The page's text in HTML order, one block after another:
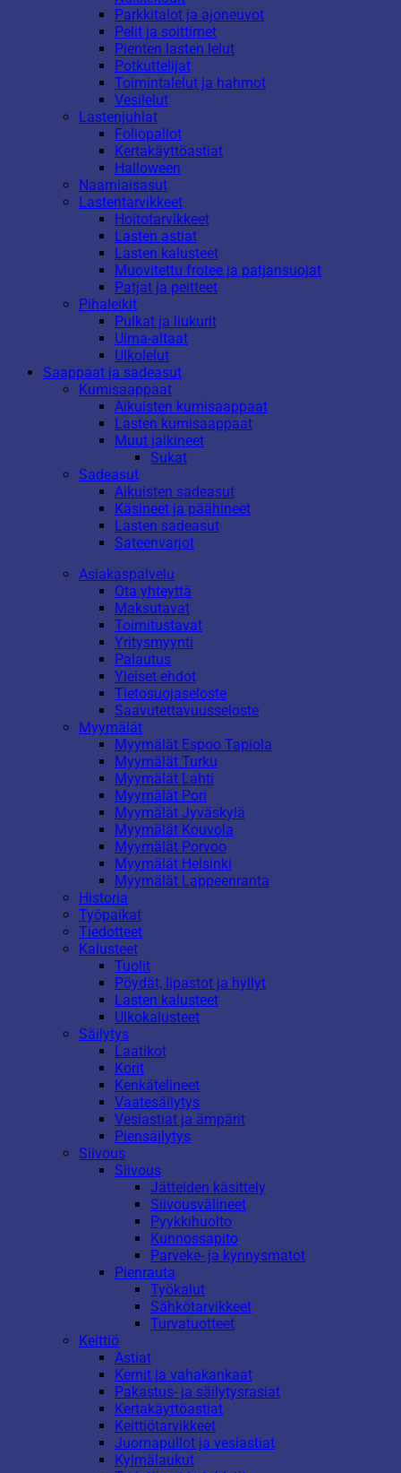
Parkkitalot ja ajoneuvot
Pelit ja soittimet
Pienten lasten lelut
Potkuttelijat
Toimintalelut ja hahmot
Vesilelut
Lastenjuhlat
Foliopallot
Kertakäyttöastiat
Halloween
Naamiaisasut
Lastentarvikkeet
Hoitotarvikkeet
Lasten astiat
Lasten kalusteet
Muovitettu frotee ja patjansuojat
Patjat ja peitteet
Pihaleikit
Pulkat ja liukurit
Uima-altaat
Ulkolelut
Saappaat ja sadeasut
Kumisaappaat
Aikuisten kumisaappaat
Lasten kumisaappaat
Muut jalkineet
Sukat
Sadeasut
Aikuisten sadeasut
Käsineet ja päähineet
Lasten sadeasut
Sateenvarjot
Asiakaspalvelu
Ota yhteyttä
Maksutavat
Toimitustavat
Yritysmyynti
Palautus
Yleiset ehdot
Tietosuojaseloste
Saavutettavuusseloste
Myymälät
Myymälät Espoo Tapiola
Myymälät Turku
Myymälät Lahti
Myymälät Pori
Myymälät Jyväskylä
Myymälät Kouvola
Myymälät Porvoo
Myymälät Helsinki
Myymälät Lappeenranta
Historia
Työpaikat
Tiedotteet
Kalusteet
Tuolit
Pöydät, lipastot ja hyllyt
Lasten kalusteet
Ulkokalusteet
Säilytys
Laatikot
Korit
Kenkätelineet
Vaatesäilytys
Vesiastiat ja ämpärit
Piensäilytys
Siivous
Siivous
Jätteiden käsittely
Siivousvälineet
Pyykkihuolto
Kunnossapito
Parveke- ja kynnysmatot
Pienrauta
Työkalut
Sähkötarvikkeet
Turvatuotteet
Keittiö
Astiat
Kernit ja vahakankaat
Pakastus- ja säilytysrasiat
Kertakäyttöastiat
Keittiötarvikkeet
Juomapullot ja vesiastiat
Kylmälaukut